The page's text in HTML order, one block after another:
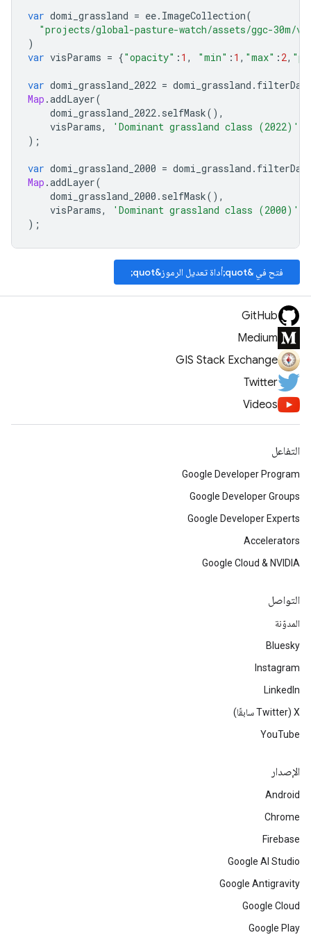
var domi_grassland = ee. ImageCollection(
"projects/global-pasture-watch/assets/ggc-30m/
)
var visParams = {"opacity" : 1 , "min" : 1 , "max" : 2,
var domi_grassland_2022 = domi_grassland .
Map .addLayer(
domi_grassland_2022. selfMask(),
visParams,
'Dominant grassland class (2022)'
);
var domi_grassland_2000 = domi_grassland .
Map .addLayer(
domi_grassland_2000 . selfMask(),
visParams,
'Dominant grassland class (2000)'
);
فتح في &quot;أداة تعديل الرموز&quot;
GitHub
Medium
GIS Stack Exchange
Twitter
Videos
التفاعل
Google Developer Program
Google Developer Groups
Google Developer Experts
Accelerators
Google Cloud & NVIDIA
التواصل
المدوّنة
Bluesky
Instagram
LinkedIn
‫X ‏(Twitter سابقًا)
YouTube
الإصدار
Android
Chrome
Firebase
Google AI Studio
Google Antigravity
Google Cloud
Google Play